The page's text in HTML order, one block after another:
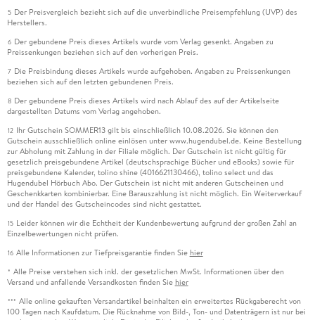
5 Der Preisvergleich bezieht sich auf die unverbindliche Preisempfehlung (UVP) des
Herstellers.
6 Der gebundene Preis dieses Artikels wurde vom Verlag gesenkt. Angaben zu
Preissenkungen beziehen sich auf den vorherigen Preis.
7 Die Preisbindung dieses Artikels wurde aufgehoben. Angaben zu Preissenkungen
beziehen sich auf den letzten gebundenen Preis.
8 Der gebundene Preis dieses Artikels wird nach Ablauf des auf der Artikelseite
dargestellten Datums vom Verlag angehoben.
12 Ihr Gutschein SOMMER13 gilt bis einschließlich 10.08.2026. Sie können den
Gutschein ausschließlich online einlösen unter www.hugendubel.de. Keine Bestellung
zur Abholung mit Zahlung in der Filiale möglich. Der Gutschein ist nicht gültig für
gesetzlich preisgebundene Artikel (deutschsprachige Bücher und eBooks) sowie für
preisgebundene Kalender, tolino shine (4016621130466), tolino select und das
Hugendubel Hörbuch Abo. Der Gutschein ist nicht mit anderen Gutscheinen und
Geschenkkarten kombinierbar. Eine Barauszahlung ist nicht möglich. Ein Weiterverkauf
und der Handel des Gutscheincodes sind nicht gestattet.
15 Leider können wir die Echtheit der Kundenbewertung aufgrund der großen Zahl an
Einzelbewertungen nicht prüfen.
16 Alle Informationen zur Tiefpreisgarantie finden Sie hier
* Alle Preise verstehen sich inkl. der gesetzlichen MwSt. Informationen über den
Versand und anfallende Versandkosten finden Sie hier
*** Alle online gekauften Versandartikel beinhalten ein erweitertes Rückgaberecht von
100 Tagen nach Kaufdatum. Die Rücknahme von Bild-, Ton- und Datenträgern ist nur bei